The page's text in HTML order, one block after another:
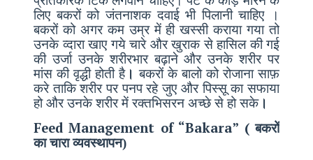
लिए बकरों को जंतनाशक दवाई भी पिलानी चाहिए ।
बकरों को अगर कम उम्र में ही खस्सी कराया गया तो
उनके व्दारा खाए गये चारे और खुराक से हासिल की गई
की उर्जा उनके शरीरभार बढ़ाने और उनके शरीर पर
मांस की वृद्धी होती है। बकरों के बालो को रोजाना साफ़
करे ताकि शरीर पर पनप रहे जुए और पिस्सू का सफाया
हो और उनके शरीर में रक्तभिसरन अच्छे से हो सके।
Feed Management of “Bakara” (बकरों
का चारा व्यवस्थापन)